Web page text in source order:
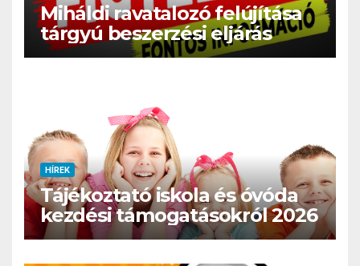
Miháldi ravatalozó felújítása
tárgyú beszerzési eljárás
HÍREK
Tájékoztató iskola és óvóda
kezdési támogatásokról 2026